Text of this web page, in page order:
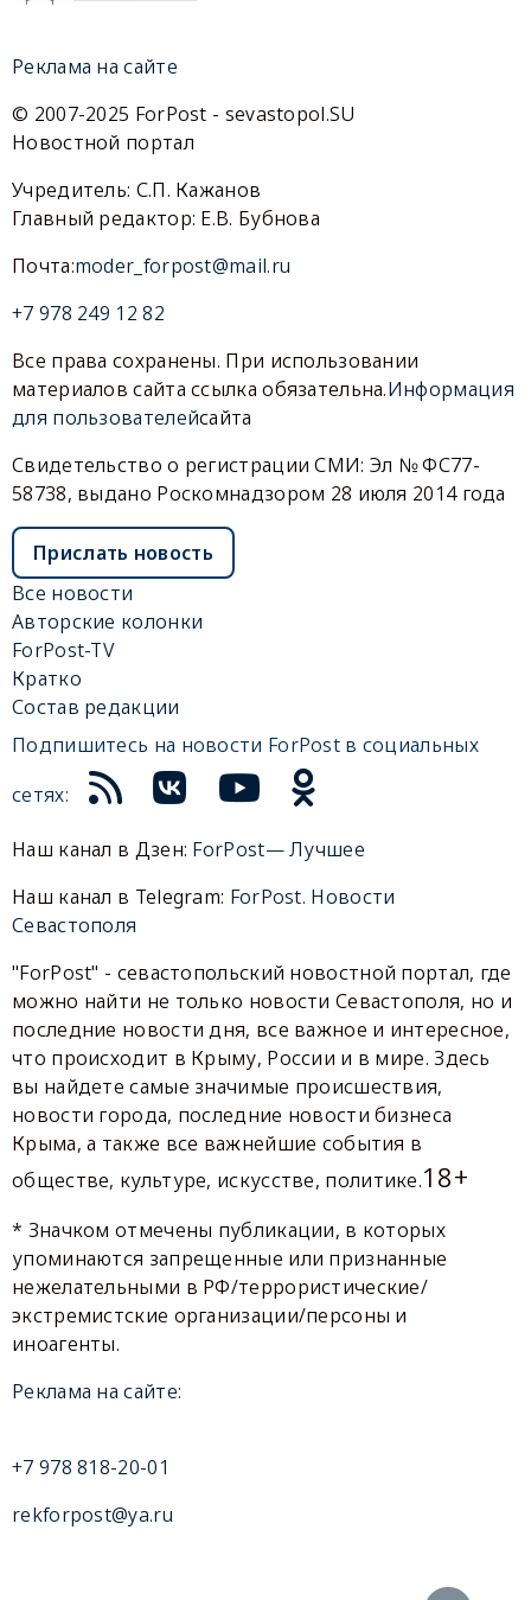
Реклама на сайте
© 2007-2025 ForPost - sevastopol.SU
Новостной портал
Учредитель: С.П. Кажанов
Главный редактор: Е.В. Бубнова
Почта:moder_forpost@mail.ru
+7 978 249 12 82
Все права сохранены. При использовании
материалов сайта ссылка обязательна.Информация
для пользователейсайта
Свидетельство о регистрации СМИ: Эл № ФС77-
58738, выдано Роскомнадзором 28 июля 2014 года
Прислать новость
Все новости
Авторские колонки
ForPost-TV
Кратко
Состав редакции
Подпишитесь на новости ForPost в социальных
сетях:
Наш канал в Дзен: ForPost— Лучшее
Наш канал в Telegram: ForPost. Новости
Севастополя
"ForPost" - севастопольский новостной портал, где
можно найти не только новости Севастополя, но и
последние новости дня, все важное и интересное,
что происходит в Крыму, России и в мире. Здесь
вы найдете самые значимые происшествия,
новости города, последние новости бизнеса
Крыма, а также все важнейшие события в
обществе, культуре, искусстве, политике.18+
* Значком отмечены публикации, в которых
упоминаются запрещенные или признанные
нежелательными в РФ/террористические/
экстремистские организации/персоны и
иноагенты.
Реклама на сайте:
+7 978 818-20-01
rekforpost@ya.ru